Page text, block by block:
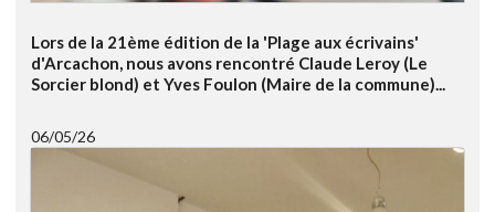
Lors de la 21ème édition de la 'Plage aux écrivains'
d'Arcachon, nous avons rencontré Claude Leroy (Le
Sorcier blond) et Yves Foulon (Maire de la commune)...
06/05/26